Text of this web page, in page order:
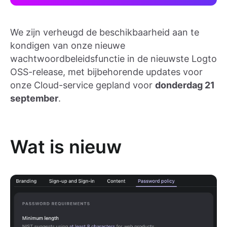
We zijn verheugd de beschikbaarheid aan te
kondigen van onze nieuwe
wachtwoordbeleidsfunctie in de nieuwste Logto
OSS-release, met bijbehorende updates voor
onze Cloud-service gepland voor donderdag 21
september.
Wat is nieuw